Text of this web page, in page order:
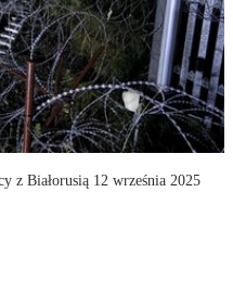
z Białorusią 12 września 2025